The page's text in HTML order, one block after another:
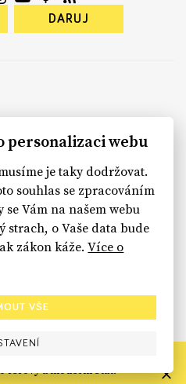
DARUJ
organizace však dál
férový a moderní stát.
personalizaci webu
je taky dodržovat.
souhlas se zpracováním
Vám na našem webu
o Vaše data bude
zákon káže.Více o
VŠE